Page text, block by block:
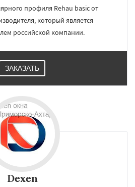
профиля Rehau basic от
который является
российской компании.
ЗАКАЗАТЬ
Dexen